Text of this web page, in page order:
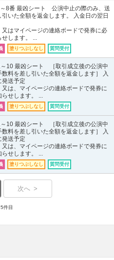
8番 最凶シート 公演中止の際のみ、送
いた全額を返金します。 入金日の翌日
又はマイページの連絡ボードで発券に必
します。 ...
塗りつぶしなし 質問受付
～10 最凶シート ［取引成立後の公演中
料を差し引いた全額を返金します］ 入
発送予定
又は、マイページの連絡ボードで発券に
せします。 ...
塗りつぶしなし 質問受付
～10 最凶シート ［取引成立後の公演中
料を差し引いた全額を返金します］ 入
発送予定
又は、マイページの連絡ボードで発券に
せします。 ...
塗りつぶしなし 質問受付
次へ >
件目